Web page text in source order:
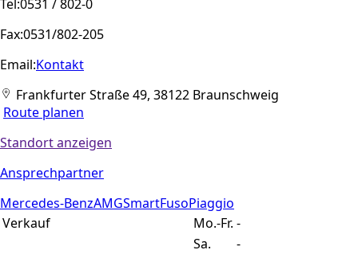
Tel:0531 / 802-0
Fax:0531/802-205
Email:Kontakt
Frankfurter Straße 49, 38122 Braunschweig
Route planen
Standort anzeigen
Ansprechpartner
Mercedes-BenzAMGSmartFusoPiaggio
Verkauf
Mo.-Fr. -
Sa.
-